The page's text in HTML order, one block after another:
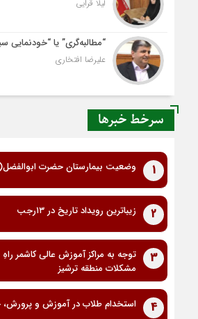
لیلا قرایی
“مطالبه‌گری” یا “خودنمایی
علیرضا افتخاری
سرخط خبرها
1 وضعیت بیمارستان حضرت
2 زیباترین رویداد تاریخ در ۱۳رجب
3
توجه به مراکز آموزش عالی کاشمر
مشکلات منطقه ترشیز
4 استخدام طلاب در آموزش و پرورش،